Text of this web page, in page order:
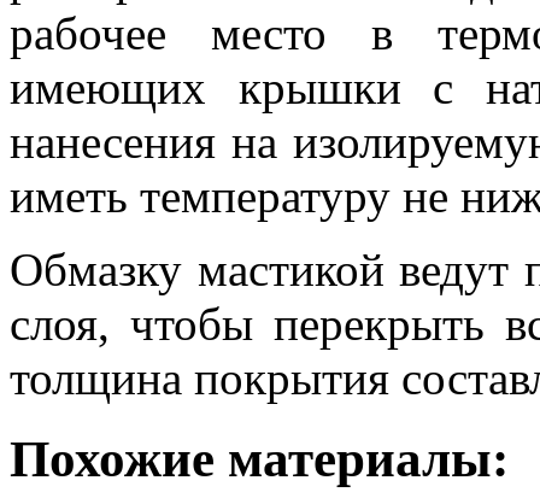
рабочее место в
имеющих крышки с
нанесения на
иметь температуру не
Обмазку мастикой ведут
слоя, чтобы перекрыть
толщина покрытия
Похожие материалы: